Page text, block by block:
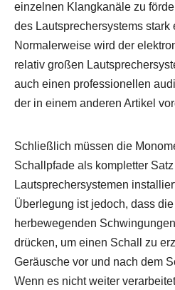
einzelnen Klangkanäle zu
des Lautsprechersystems stark
Normalerweise wird der
relativ großen
auch einen professionellen
der in einem anderen Artikel
Schließlich müssen die
Schallpfade als kompletter
Lautsprechersystemen
Überlegung ist jedoch, dass
herbewegenden
drücken, um einen Schall zu
Geräusche vor und nach dem
Wenn es nicht weiter